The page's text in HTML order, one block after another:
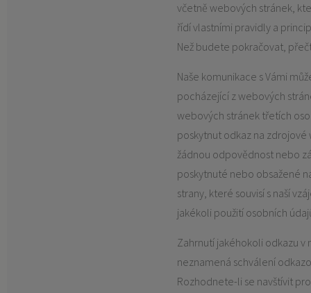
včetně webových stránek,
řídí vlastními pravidly a
Než budete pokračovat,
Naše komunikace s Vámi
pocházející z webových
webových stránek třetích
poskytnut odkaz na
žádnou odpovědnost nebo
poskytnuté nebo obsažené
strany, které souvisí s naší
jakékoli použití osobních
Zahrnutí jakéhokoli odkazu v
neznamená schválení
Rozhodnete-li se navštívit